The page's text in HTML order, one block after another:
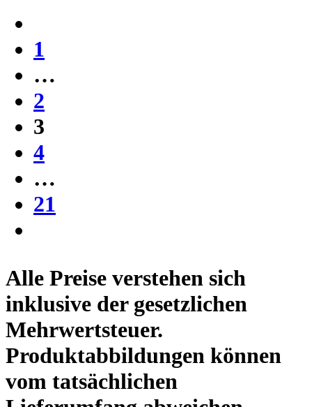
1
…
2
3
4
…
21
Alle Preise verstehen sich
inklusive der gesetzlichen
Mehrwertsteuer.
Produktabbildungen können
vom tatsächlichen